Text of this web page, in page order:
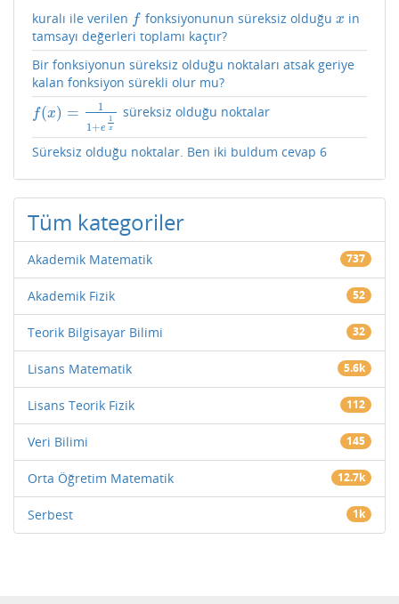
kuralı ile verilen f
f fonksiyonunun süreksiz olduğu x
x in
tamsayı değerleri toplamı kaçtır?
Bir fonksiyonun süreksiz olduğu noktaları atsak geriye
kalan fonksiyon sürekli olur mu?
f(x) =
1
1+e
1
x
f(x)=1 1+ 1x süreksiz olduğu noktalar
Süreksiz olduğu noktalar. Ben iki buldum cevap 6
Tüm kategoriler
Akademik Matematik 737
Akademik Fizik 52
Teorik Bilgisayar Bilimi 32
Lisans Matematik 5.6k
Lisans Teorik Fizik 112
Veri Bilimi 145
Orta Öğretim Matematik 12.7k
Serbest 1k